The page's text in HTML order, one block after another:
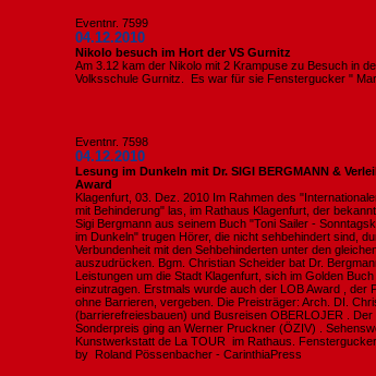
Eventnr. 7599
04.12.2010
Nikolo besuch im Hort der VS Gurnitz
Am 3.12 kam der Nikolo mit 2 Krampuse zu Besuch in
Volksschule Gurnitz. Es war für sie Fenstergucker "
Eventnr. 7598
04.12.2010
Lesung im Dunkeln mit Dr. SIGI BERGMANN &
Award
Klagenfurt, 03. Dez. 2010 Im Rahmen des
mit Behinderung" las, im Rathaus Klagenfurt, der
Sigi Bergmann aus seinem Buch "Toni Sailer -
im Dunkeln" trugen Hörer, die nicht sehbehindert sind,
Verbundenheit mit den Sehbehinderten unter den
auszudrücken. Bgm. Christian Scheider bat Dr.
Leistungen um die Stadt Klagenfurt, sich im Golden
einzutragen. Erstmals wurde auch der LOB Award , der
ohne Barrieren, vergeben. Die Preisträger: Arch. DI.
(barrierefreiesbauen) und Busreisen OBERLOJER .
Sonderpreis ging an Werner Pruckner (ÖZIV) .
Kunstwerkstatt de La TOUR im Rathaus.
by Roland Pössenbacher - CarinthiaPress